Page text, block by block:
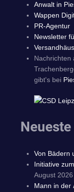
Anwalt in
Wappen
PR-Agentur
Newsletter
Nachrichten
gibt's bei
Von Bädern
Initiative
August 2026
Mann in der